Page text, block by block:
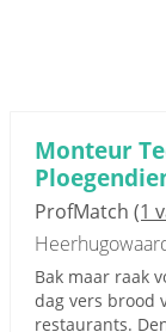
Monteur
ProfMatch (1
Bak maar raak
dag vers brood
restaurants.